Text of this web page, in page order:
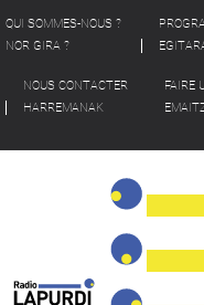
QUI SOMMES-NOUS ?
NOR GIRA ?
NOUS CONTACTER
HARREMANAK
FAIRE